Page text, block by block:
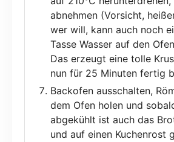
abnehmen (Vorsicht,
wer will, kann auch noch
Tasse Wasser auf den
Das erzeugt eine tolle
nun für 25 Minuten fertig
Backofen ausschalten,
dem Ofen holen und
abgekühlt ist auch das
und auf einen Kuchenrost